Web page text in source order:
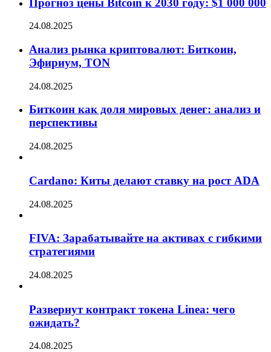
24.08.2025
Анализ рынка криптовалют: Биткоин,
Эфириум, TON
24.08.2025
Биткоин как доля мировых денег: анализ и
перспективы
24.08.2025
Cardano: Киты делают ставку на рост ADA
24.08.2025
FIVA: Зарабатывайте на активах с гибкими
стратегиями
24.08.2025
Развернут контракт токена Linea: чего
ожидать?
24.08.2025